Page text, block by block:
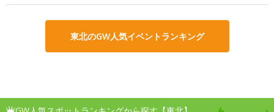
東北のGW人気イベントランキング